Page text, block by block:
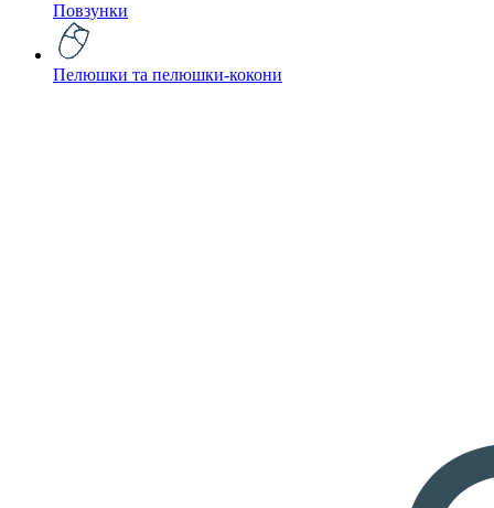
Повзунки
Пелюшки та пелюшки-кокони